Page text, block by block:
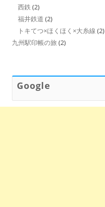
西鉄 (2)
福井鉄道 (2)
トキてつ×ほくほく×大糸線 (2)
九州駅印帳の旅 (2)
Google